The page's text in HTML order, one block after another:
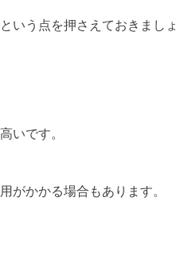
いう点を押さえておきましょ
いです。
がかかる場合もあります。